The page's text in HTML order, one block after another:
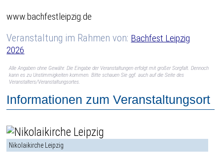
www.bachfestleipzig.de
Veranstaltung im Rahmen von: Bachfest Leipzig
2026
Alle Angaben ohne Gewähr. Die Eingabe der Veranstaltungen erfolgt mit großer Sorgfalt. Dennoch
kann es zu Unstimmigkeiten kommen. Bitte schauen Sie ggf. auch auf die Seite des
Veranstalters/Veranstaltungsortes.
Informationen zum Veranstaltungsort
Nikolaikirche Leipzig